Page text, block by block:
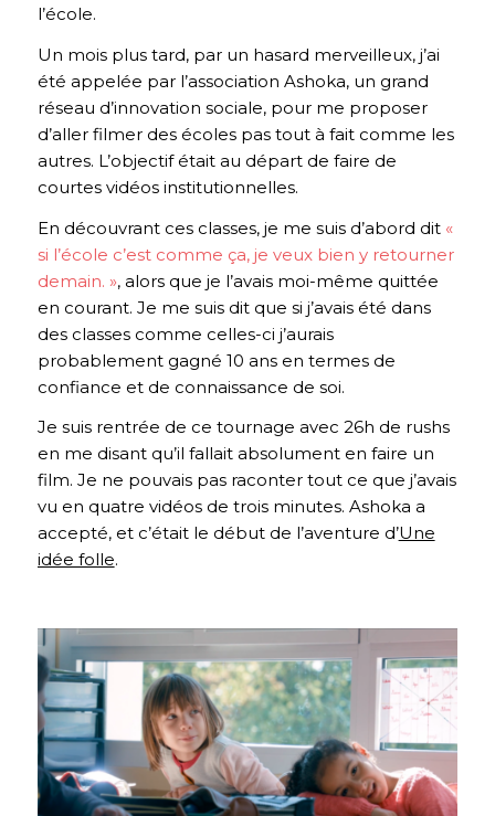
l’école.
Un mois plus tard, par un hasard merveilleux, j’ai
été appelée par l’association Ashoka, un grand
réseau d’innovation sociale, pour me proposer
d’aller filmer des écoles pas tout à fait comme les
autres. L’objectif était au départ de faire de
courtes vidéos institutionnelles.
En découvrant ces classes, je me suis d’abord dit «
si l’école c’est comme ça, je veux bien y retourner
demain. », alors que je l’avais moi-même quittée
en courant. Je me suis dit que si j’avais été dans
des classes comme celles-ci j’aurais
probablement gagné 10 ans en termes de
confiance et de connaissance de soi.
Je suis rentrée de ce tournage avec 26h de rushs
en me disant qu’il fallait absolument en faire un
film. Je ne pouvais pas raconter tout ce que j’avais
vu en quatre vidéos de trois minutes. Ashoka a
accepté, et c’était le début de l’aventure d’Une
idée folle.